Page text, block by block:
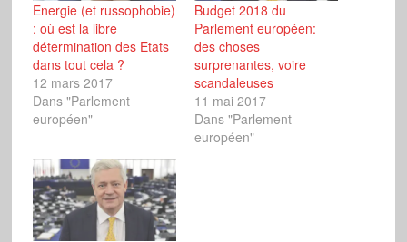
Energie (et russophobie)
: où est la libre
détermination des Etats
dans tout cela ?
12 mars 2017
Dans "Parlement
européen"
Budget 2018 du
Parlement européen:
des choses
surprenantes, voire
scandaleuses
11 mai 2017
Dans "Parlement
européen"